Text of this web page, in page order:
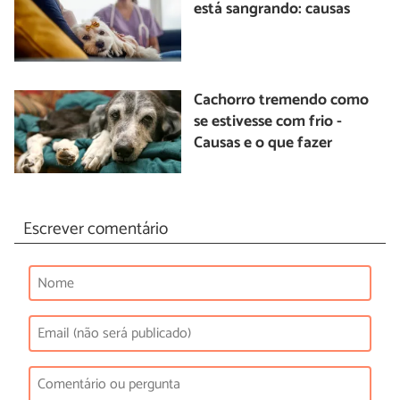
está sangrando: causas
Cachorro tremendo como
se estivesse com frio -
Causas e o que fazer
Escrever comentário